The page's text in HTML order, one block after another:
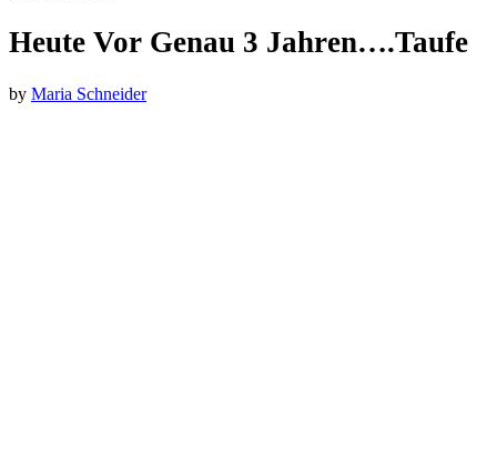
Heute Vor Genau 3 Jahren….Taufe
by Maria Schneider